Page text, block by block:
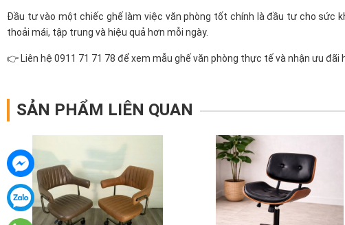
Đầu tư vào một chiếc ghế làm việc văn phòng tốt chính là đầu tư cho sức
thoải mái, tập trung và hiệu quả hơn mỗi ngày.
👉 Liên hệ 0911 71 71 78 để xem mẫu ghế văn phòng thực tế và nhận ưu đãi
SẢN PHẨM LIÊN QUAN